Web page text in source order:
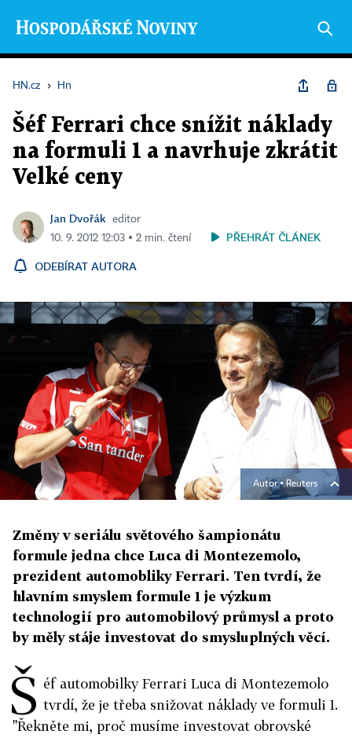
HN.cz › Hn
Šéf Ferrari chce snížit náklady
na formuli 1 a navrhuje zkrátit
Velké ceny
Jan Dvořák
editor
10. 9. 2012 12:03 ▪ 2 min. čtení
PŘEHRÁT ČLÁNEK
ODEBÍRAT AUTORA
Autor ▪Reuters
Změny v seriálu světového šampionátu
formule jedna chce Luca di Montezemolo,
prezident automobliky Ferrari. Ten tvrdí, že
hlavním smyslem formule 1 je výzkum
technologií pro automobilový průmysl a proto
by měly stáje investovat do smysluplných věcí.
Š éf automobilky Ferrari Luca di Montezemolo
tvrdí, že je třeba snižovat náklady ve formuli 1.
"Řekněte mi, proč musíme investovat obrovské